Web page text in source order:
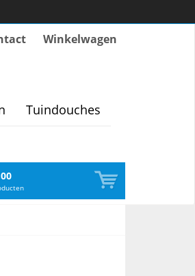
Winkelwagen
Tuindouches